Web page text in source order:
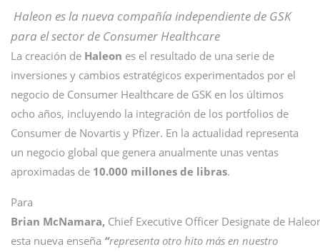
Haleon es la nueva compañía independiente de GSK
para el sector de Consumer Healthcare
La creación de Haleon es el resultado de una serie de
inversiones y cambios estratégicos experimentados por el
negocio de Consumer Healthcare de GSK en los últimos
ocho años, incluyendo la integración de los portfolios de
Consumer de Novartis y Pfizer. En la actualidad representa
un negocio global que genera anualmente unas ventas
aproximadas de 10.000 millones de libras.
Para
Brian McNamara, Chief Executive Officer Designate de
esta nueva enseña “representa otro hito más en nuestro